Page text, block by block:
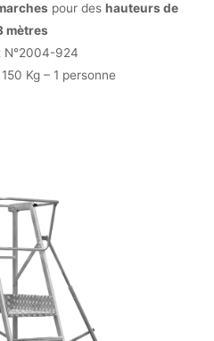
pour deshauteurs de
mètres
N°2004-924
Kg – 1 personne